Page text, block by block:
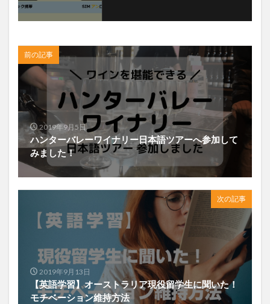
前の記事
2019年9月5日
ハンターバレーワイナリー日本語ツアーへ参加して
みました！
次の記事
2019年9月13日
【英語学習】オーストラリア現役留学生に聞いた！
モチベーション維持方法